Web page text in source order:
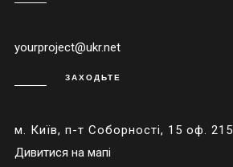
yourproject@ukr.net
ЗАХОДЬТЕ
м. Київ, п-т Соборності, 15 оф. 215
Дивитися на мапі